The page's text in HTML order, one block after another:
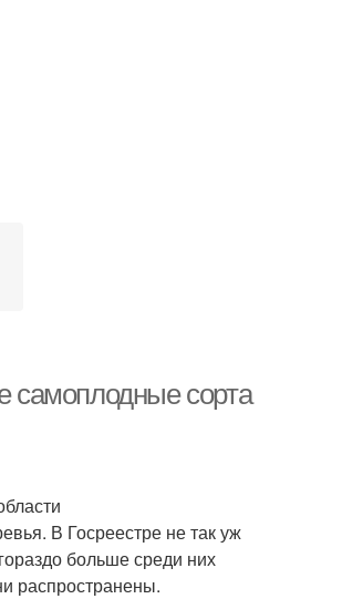
самоплодные сорта
В Госреестре не так уж
больше среди них
распространены.